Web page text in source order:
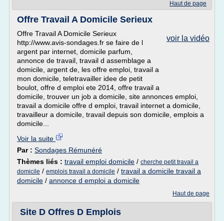
Haut de page
Offre Travail A Domicile Serieux
voir la vidéo
Offre Travail A Domicile Serieux
http://www.avis-sondages.fr se faire de l
argent par internet, domicile parfum,
annonce de travail, travail d assemblage a
domicile, argent de, les offre emploi, travail a
mon domicile, teletravailler idee de petit
boulot, offre d emploi ete 2014, offre travail a
domicile, trouver un job a domicile, site annonces emploi,
travail a domicile offre d emploi, travail internet a domicile,
travailleur a domicile, travail depuis son domicile, emplois a
domicile...
Voir la suite
Par : Sondages Rémunéré
Thèmes liés : travail emploi domicile / cherche petit travail a
domicile / emplois travail a domicile / travail a domicile travail a
domicile / annonce d emploi a domicile
Haut de page
Site D Offres D Emplois